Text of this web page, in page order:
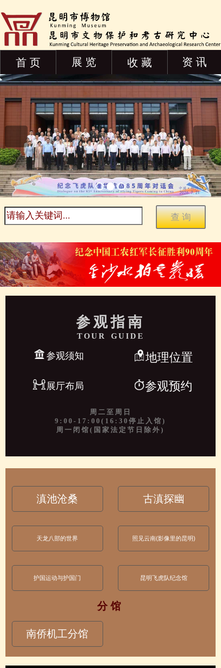
首 页 展 览 收 藏 资 讯
参观指南
TOUR GUIDE
参观须知 地理位置
展厅布局 参观预约
周二至周日
9:00-17:00(16:30停止入馆)
周一闭馆(国家法定节日除外)
滇池沧桑 古滇探幽
天龙八部的世界 照见云南(影像里的昆明)
护国运动与护国门 昆明飞虎队纪念馆
分 馆
南侨机工分馆